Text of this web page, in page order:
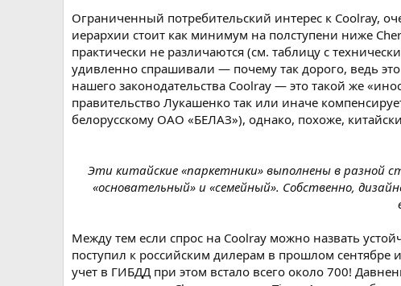
Ограниченный потребительский интерес к Coolray,
иерархии стоит как минимум на полступени ниже
практически не различаются (см. таблицу с
удивленно спрашивали — почему так дорого, ведь
нашего законодательства Coolray — это такой же
правительство Лукашенко так или иначе
белорусскому ОАО «БЕЛАЗ»), однако, похоже,
Эти китайские «паркетники» выполнены в разной
«основательный» и «семейный». Собственно,
Между тем если спрос на Coolray можно назвать
поступил к российским дилерам в прошлом
учет в ГИБДД при этом встало всего около 700!